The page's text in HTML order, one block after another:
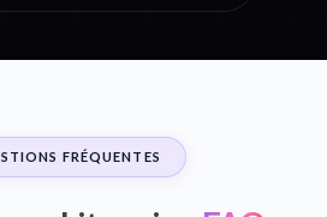
FRÉQUENTES